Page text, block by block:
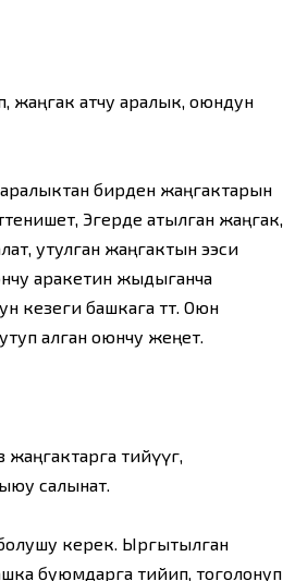
жаңгак атчу аралык, оюндун
бирден жаңгактарын
Эгерде атылган жаңгак,
утулган жаңгактын ээси
аракетин жыдыганча
башкага өтөт. Оюн
алган оюнчу жеңет.
тийүүгө,
салынат.
болушу керек. Ыргытылган
буюмдарга тийип, тоголонуп